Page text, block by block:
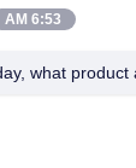
6:53 AM
what product